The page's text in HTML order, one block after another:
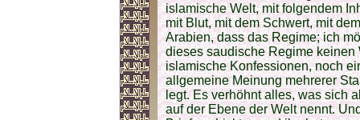
islamische Welt, mit folgendem
mit Blut, mit dem Schwert, mit
Arabien, dass das Regime; ich
dieses saudische Regime keinen
islamische Konfessionen, noch
allgemeine Meinung mehrerer
legt. Es verhöhnt alles, was sich
auf der Ebene der Welt nennt.